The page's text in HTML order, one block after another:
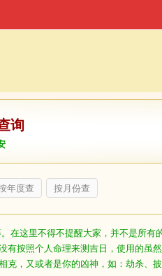
询
年度查 按月份查
在这里不得不提醒大家，并不是所有
有按照个人命理来测吉日，使用的虽
克，又或者是你的凶神，如：劫杀、